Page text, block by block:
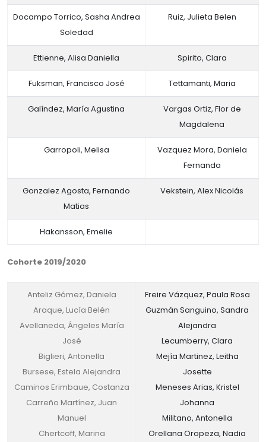
Docampo Torrico, Sasha Andrea
Soledad
Ruiz, Julieta Belen
Ettienne, Alisa Daniella Spirito, Clara
Fuksman, Francisco José Tettamanti, Maria
Galíndez, María Agustina
Vargas Ortiz, Flor de
Magdalena
Garropoli, Melisa
Vazquez Mora, Daniela
Fernanda
Gonzalez Agosta, Fernando
Matias
Vekstein, Alex Nicolás
Hakansson, Emelie
Cohorte 2019/2020
Anteliz Gómez, Daniela
Araque, Lucía Belén
Avellaneda, Ángeles María
José
Biglieri, Antonella
Bursese, Estela Alejandra
Caminos Erimbaue, Costanza
Carreño Martínez, Juan
Manuel
Chertcoff, Marina
Freire Vázquez, Paula Rosa
Guzmán Sanguino, Sandra
Alejandra
Lecumberry, Clara
Mejía Martinez, Leitha
Josette
Meneses Arias, Kristel
Johanna
Militano, Antonella
Orellana Oropeza, Nadia